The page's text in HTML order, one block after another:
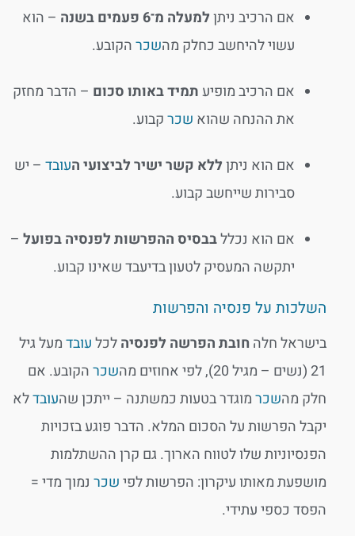
אם הרכיב ניתןלמעלה מ־6 פעמים בשנה
– הוא
עשוי להיחשב כחלק מהשכרהקובע.
אם הרכיב מופיעתמיד באותו סכום– הדבר מחזק
את ההנחה שהואשכרקבוע.
אם הוא ניתןללא קשר ישיר לביצועי העובד– יש
סבירות שייחשב קבוע.
אם הוא נכללבבסיס ההפרשות לפנסיה בפועל–
יתקשה המעסיק לטעון בדיעבד שאינו קבוע.
השלכות על פנסיה והפרשות
בישראל חלהחובת הפרשה לפנסיהלכלעובדמעל גיל
21 (נשים – מגיל 20), לפי אחוזים מה
שכרהקובע. אם
חלק מהשכרמוגדר בטעות כמשתנה – ייתכן שהעובדלא
יקבל הפרשות על הסכום המלא. הדבר פוגע בזכויות
הפנסיוניות שלו לטווח הארוך. גם קרן ההשתלמות
מושפעת מאותו עיקרון: הפרשות לפישכרנמוך מדי =
הפסד כספי עתידי.